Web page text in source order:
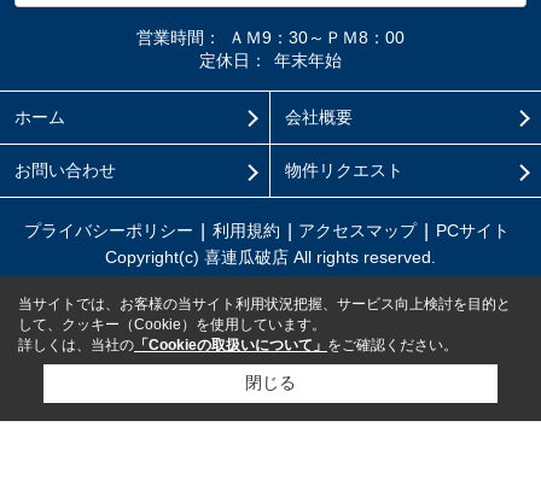
営業時間：
ＡＭ9：30～ＰＭ8：00
定休日：
年末年始
ホーム 会社概要
お問い合わせ 物件リクエスト
プライバシーポリシー 利用規約 アクセスマップ
PCサイト
Copyright(c) 喜連瓜破店 All rights reserved.
当サイトでは、お客様の当サイト利用状況把握、サービス向上検討を目的と
して、クッキー（Cookie）を使用しています。
詳しくは、当社の 「Cookieの取扱いについて」 をご確認ください。
閉じる